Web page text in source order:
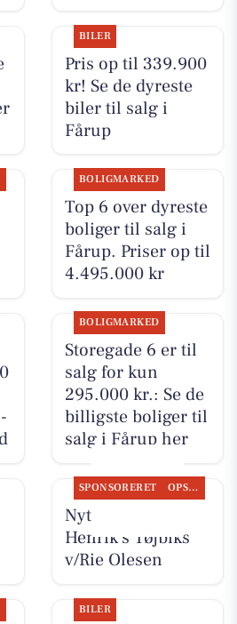
BILER
Pris op til 339.900
kr! Se de dyreste
biler til salg i
Fårup
BOLIGMARKED
Top 6 over dyreste
boliger til salg i
Fårup. Priser op til
4.495.000 kr
BOLIGMARKED
Storegade 6 er til
salg for kun
295.000 kr.: Se de
billigste boliger til
salg i Fårup her
SPONSORERET OPSLAGSTAVLEN
Nyt fra Rie &
Henrik's Tøjbiks
v/Rie Olesen
BILER